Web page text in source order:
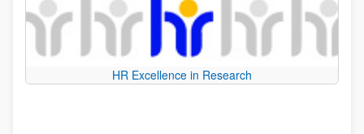
HR Excellence in Research